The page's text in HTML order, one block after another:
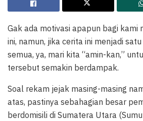
Gak ada motivasi apapun bagi kami
ini, namun, jika cerita ini menjadi
semua, ya, mari kita “amin-kan,”
tersebut semakin berdampak.
Soal rekam jejak masing-masing
atas, pastinya sebahagian besar
berdomisili di Sumatera Utara